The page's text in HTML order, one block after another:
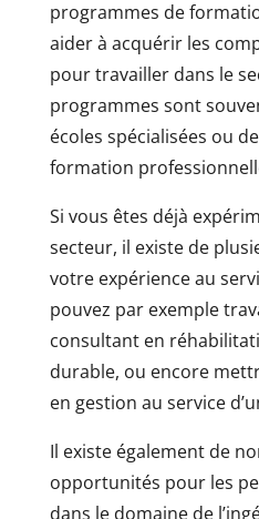
programmes de
aider à acquérir les
pour travailler dans le
programmes sont
écoles spécialisées ou
formation
Si vous êtes déjà
secteur, il existe de
votre expérience au
pouvez par exemple
consultant en
durable, ou encore
en gestion au service
Il existe également de
opportunités pour les
dans le domaine de